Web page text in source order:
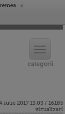
iulie 2017 13:03 / 16185
vizualizari